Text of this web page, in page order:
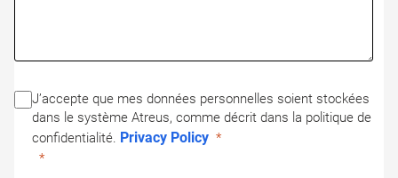
J’accepte que mes données personnelles soient stockées
dans le système Atreus, comme décrit dans la politique de
confidentialité. Privacy Policy